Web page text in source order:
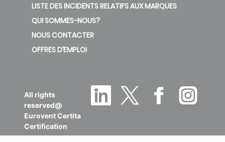
LISTE DES INCIDENTS RELATIFS AUX MARQUES
QUI SOMMES-NOUS?
NOUS CONTACTER
OFFRES D’EMPLOI
All rights
reserved@
Eurovent Certita
Certification